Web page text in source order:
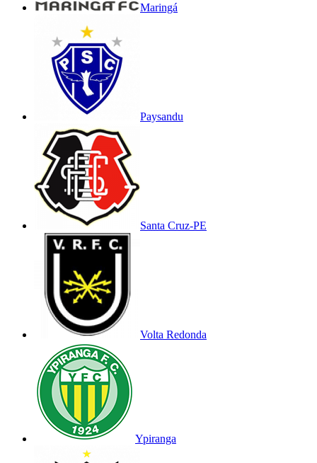
Maringá
Paysandu
Santa Cruz-PE
Volta Redonda
Ypiranga